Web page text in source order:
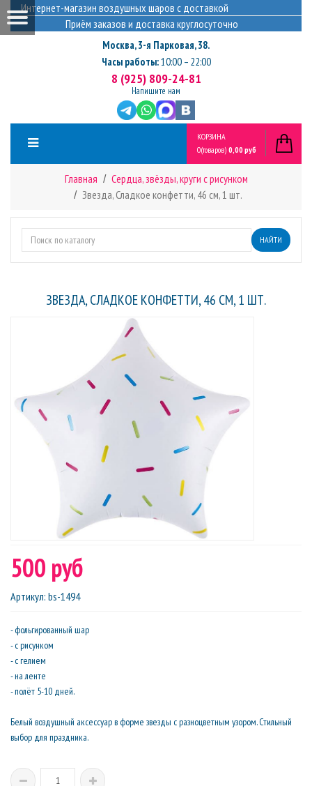
Интернет-магазин воздушных шаров с доставкой
Приём заказов и доставка круглосуточно
Москва,3-я Парковая, 38.
Часы работы:10:00 – 22:00
8 (925) 809-24-81
Напишите нам
КОРЗИНА
0(товаров) 0,00 руб
Главная
Сердца, звёзды, круги с рисунком
Звезда, Сладкое конфетти, 46 см, 1 шт.
НАЙТИ
ЗВЕЗДА, СЛАДКОЕ КОНФЕТТИ, 46 СМ, 1 ШТ.
500 руб
Артикул: bs-1494
- фольгированный шар
- с рисунком
- с гелием
- на ленте
- полёт 5-10 дней.
Белый воздушный аксессуар в форме звезды с разноцветным узором. Стильный
выбор для праздника.